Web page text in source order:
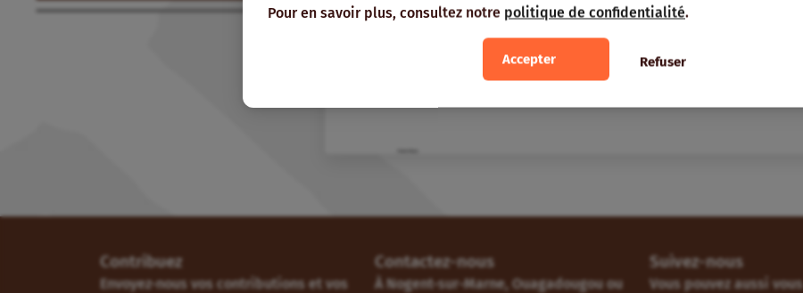
Pour en savoir plus, consultez notre politique de confidentialité.
Accepter Refuser
Organisation Mondiale du Commerce (OMC)
Analyse, synthèse
Contribuez
Envoyez-nous vos contributions et vos
Contactez-nous
À Nogent-sur-Marne, Ouagadougou ou
Suivez-nous
Vous pouvez aussi